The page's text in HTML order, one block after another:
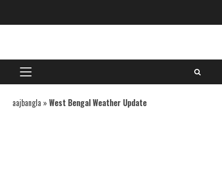
PRIMARY
MENU
aajbangla » West Bengal Weather Update